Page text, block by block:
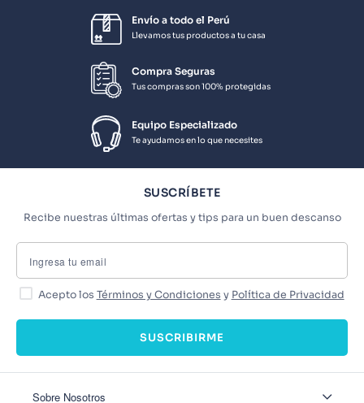
Envío a todo el Perú
Llevamos tus productos a tu casa
Compra Seguras
Tus compras son 100% protegidas
Equipo Especializado
Te ayudamos en lo que necesites
SUSCRÍBETE
Recibe nuestras últimas ofertas y tips para un buen descanso
Acepto los Términos y Condiciones y Política de Privacidad
SUSCRIBIRME
Sobre Nosotros